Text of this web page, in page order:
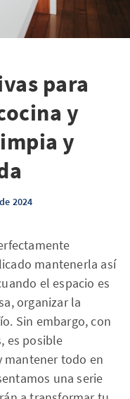
para
y
y
2024
mantenerla así
el espacio es
organizar la
Sin embargo, con
es posible
mantener todo en
una serie